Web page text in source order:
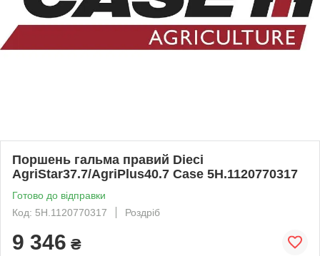
Поршень гальма правий Dieci
AgriStar37.7/AgriPlus40.7 Case 5H.1120770317
Готово до відправки
Код: 5H.1120770317
Роздріб
9 346 ₴